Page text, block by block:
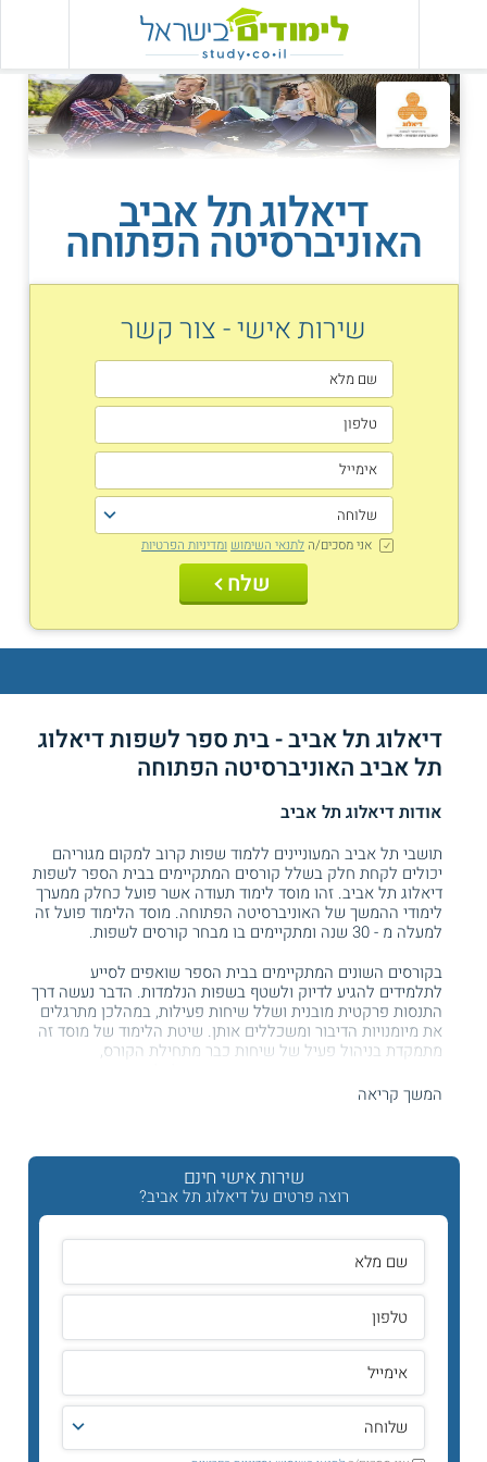
דיאלוג תל אביב
האוניברסיטה הפתוחה
שירות אישי - צור קשר
אני מסכים/ה לתנאי השימוש ומדיניות הפרטיות
שלח
דיאלוג תל אביב - בית ספר לשפות דיאלוג
תל אביב האוניברסיטה הפתוחה
אודות דיאלוג תל אביב
תושבי תל אביב המעוניינים ללמוד שפות קרוב למקום מגוריהם
יכולים לקחת חלק בשלל קורסים המתקיימים בבית הספר לשפות
דיאלוג תל אביב. זהו מוסד לימוד תעודה אשר פועל כחלק ממערך
לימודי ההמשך של האוניברסיטה הפתוחה. מוסד הלימוד פועל זה
למעלה מ - 30 שנה ומתקיימים בו מבחר קורסים לשפות.
בקורסים השונים המתקיימים בבית הספר שואפים לסייע
לתלמידים להגיע לדיוק ולשטף בשפות הנלמדות. הדבר נעשה דרך
התנסות פרקטית מובנית ושלל שיחות פעילות, במהלכן מתרגלים
את מיומנויות הדיבור ומשכללים אותן. שיטת הלימוד של מוסד זה
מתמקדת בניהול פעיל של שיחות כבר מתחילת הקורס,
מנצלים את מרבית הזמן ללימוד השפה החדשה. כמו כן, התרגול
הפרקטי הרב יכול לסייע להם לבנות ביטחון עצמי בעת השיחה,
וקולגות ועוד מבחר מטרות.
בחלק מן הקורסים המתקיימים בדיאלוג יכולים חיילים משוחררים
דיאלוג תל אביב כתובת טלפון דרכי הגעה
דיאלוג תל אביב ממוקם באזור מרכזי שהגישה אליו נוחה מרחבי
העיר. הקמפוס נמצא במתחם הכפר הירוק שברמת אביב, ברחוב
קלאוזנר 16. במקום חנייה חינם לסטודנטים המגיעים ברכב הפרטי,
על בסיס מקומות פנויים. כמו כן ניתן להגיע אל הקמפוס במגוון
קווי תחבורה ציבורית הפועלים בתל אביב. בקמפוס ניתן שירות
לסטודנטים מדי יום משעות הבוקר ועד הערב.
קורסים דיאלוג תל אביב - מכללת דיאלוג תל אביב
המשך קריאה
שירות אישי חינם
רוצה פרטים על דיאלוג תל אביב?